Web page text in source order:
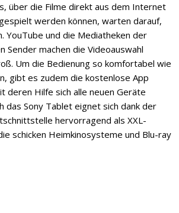
über die Filme direkt aus dem Internet
werden können, warten darauf,
YouTube und die Mediatheken der
Sender machen die Videoauswahl
Um die Bedienung so komfortabel wie
gibt es zudem die kostenlose App
deren Hilfe sich alle neuen Geräte
das Sony Tablet eignet sich dank der
hervorragend als XXL-
schicken Heimkinosysteme und Blu-ray